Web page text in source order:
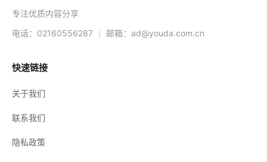
专注优质内容分享
电话：02160556287 ｜ 邮箱：ad@youda.com.cn
快速链接
关于我们
联系我们
隐私政策